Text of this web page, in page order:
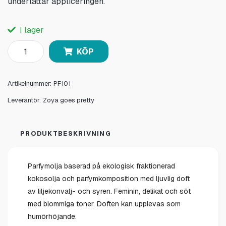
I lager
KÖP
Artikelnummer: PF101
Leverantör: Zoya goes pretty
PRODUKTBESKRIVNING
Parfymolja baserad på ekologisk fraktionerad
kokosolja och parfymkomposition med ljuvlig doft
av liljekonvalj- och syren. Feminin, delikat och söt
med blommiga toner. Doften kan upplevas som
humörhöjande.